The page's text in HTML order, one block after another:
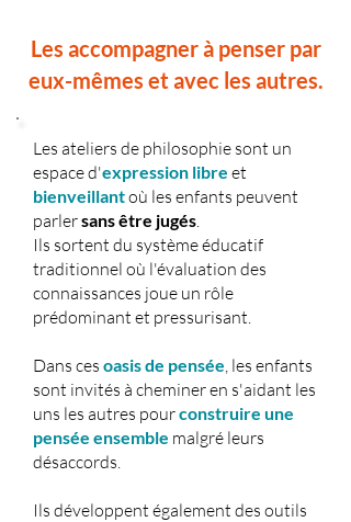
Les accompagner à penser par
eux-mêmes et avec les autres.
Les ateliers de philosophie sont un
espace d'expression libre et
bienveillantoù les enfants peuvent
parlersans être jugés.
Ils sortent du système éducatif
traditionnel où l'évaluation des
connaissances joue un rôle
prédominant et pressurisant.
Dans ces oasis de pensée, les enfants
sont invités à cheminer en s'aidant les
uns les autres pourconstruire une
pensée ensemble malgré leurs
désaccords.​​​​
Ils développent également des outils